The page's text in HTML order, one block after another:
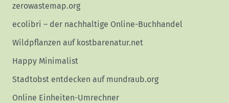
zerowastemap.org
ecolibri – der nachhaltige Online-Buchhandel
Wildpflanzen auf kostbarenatur.net
Happy Minimalist
Stadtobst entdecken auf mundraub.org
Online Einheiten-Umrechner